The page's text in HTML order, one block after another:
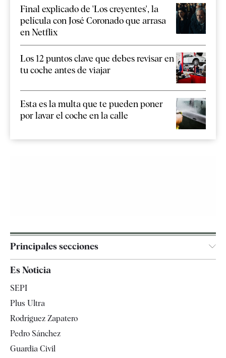
Final explicado de 'Los creyentes', la
película con José Coronado que arrasa
en Netflix
Los 12 puntos clave que debes revisar en
tu coche antes de viajar
Esta es la multa que te pueden poner
por lavar el coche en la calle
Principales secciones
España
Televisión
Es Noticia
SEPI
Plus Ultra
Rodríguez Zapatero
Pedro Sánchez
Guardia Civil